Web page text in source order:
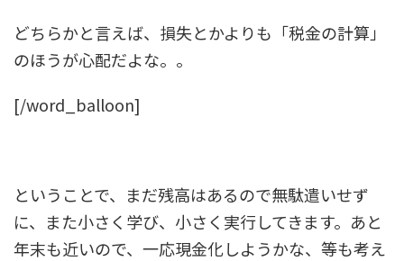
どちらかと言えば、損失とかよりも「税金の計算」
のほうが心配だよな。。
[/word_balloon]
ということで、まだ残高はあるので無駄遣いせず
に、また小さく学び、小さく実行してきます。あと
年末も近いので、一応現金化しようかな、等も考え